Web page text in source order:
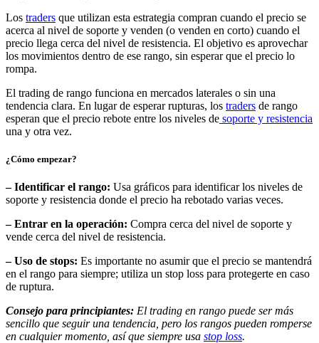
Los traders que utilizan esta estrategia compran cuando el precio se
acerca al nivel de soporte y venden (o venden en corto) cuando el
precio llega cerca del nivel de resistencia. El objetivo es aprovechar
los movimientos dentro de ese rango, sin esperar que el precio lo
rompa.
El trading de rango funciona en mercados laterales o sin una
tendencia clara. En lugar de esperar rupturas, los traders de rango
esperan que el precio rebote entre los niveles de soporte y resistencia
una y otra vez.
¿Cómo empezar?
– Identificar el rango: Usa gráficos para identificar los niveles de
soporte y resistencia donde el precio ha rebotado varias veces.
– Entrar en la operación: Compra cerca del nivel de soporte y
vende cerca del nivel de resistencia.
– Uso de stops: Es importante no asumir que el precio se mantendrá
en el rango para siempre; utiliza un stop loss para protegerte en caso
de ruptura.
Consejo para principiantes: El trading en rango puede ser más
sencillo que seguir una tendencia, pero los rangos pueden romperse
en cualquier momento, así que siempre usa stop loss.